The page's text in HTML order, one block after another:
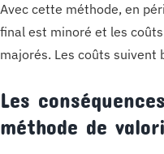
Avec cette méthode, en
final est minoré et les
majorés. Les coûts suivent
Les
méthode de